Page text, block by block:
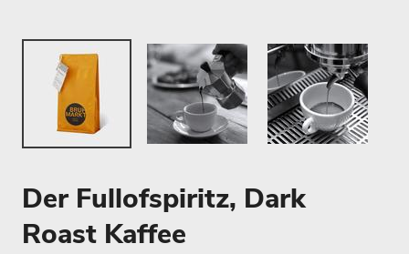
Der Fullofspiritz, Dark
Roast Kaffee